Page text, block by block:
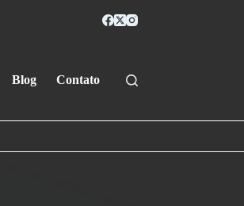
Blog Contato